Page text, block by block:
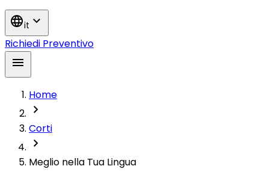
languageit expand_more
Richiedi Preventivo
menu
Home
chevron_right
Corti
chevron_right
Meglio nella Tua Lingua